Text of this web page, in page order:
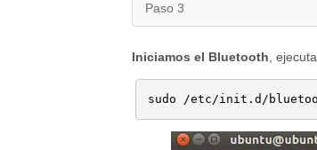
Paso 3
Iniciamos el Bluetooth,
sudo /etc/init.d/